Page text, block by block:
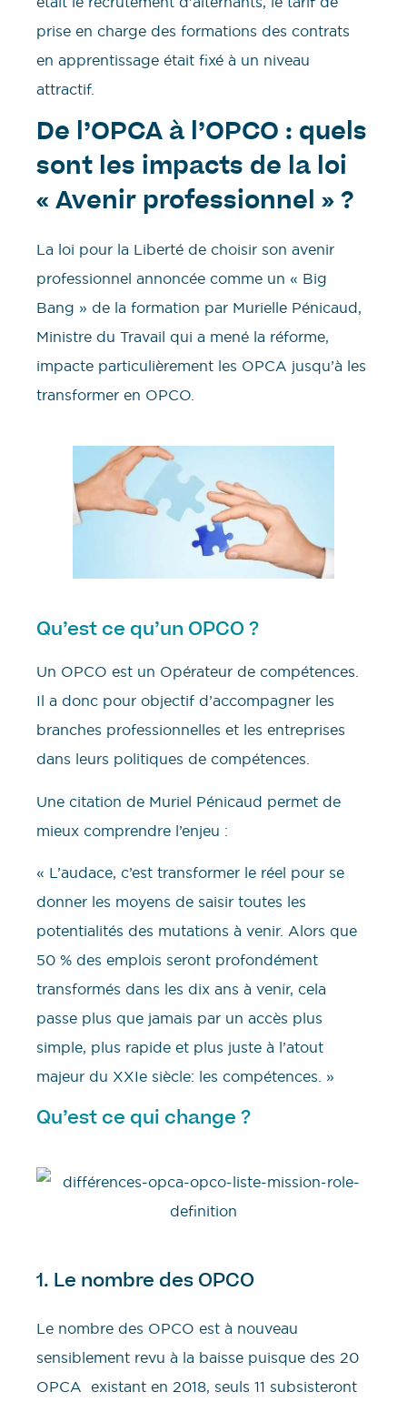
prise en charge des formations des contrats
en apprentissage était fixé à un niveau
attractif.
De l’OPCA à l’OPCO : quels
sont les impacts de la loi
« Avenir professionnel » ?
La loi pour la Liberté de choisir son avenir
professionnel annoncée comme un « Big
Bang » de la formation par Murielle Pénicaud,
Ministre du Travail qui a mené la réforme,
impacte particulièrement les OPCA jusqu’à les
transformer en OPCO.
Qu’est ce qu’un OPCO ?
Un OPCO est un Opérateur de compétences.
Il a donc pour objectif d’accompagner les
branches professionnelles et les entreprises
dans leurs politiques de compétences.
Une citation de Muriel Pénicaud permet de
mieux comprendre l’enjeu :
« L’audace, c’est transformer le réel pour se
donner les moyens de saisir toutes les
potentialités des mutations à venir. Alors que
50 % des emplois seront profondément
transformés dans les dix ans à venir, cela
passe plus que jamais par un accès plus
simple, plus rapide et plus juste à l’atout
majeur du XXIe siècle: les compétences. »
Qu’est ce qui change ?
1. Le nombre des OPCO
Le nombre des OPCO est à nouveau
sensiblement revu à la baisse puisque des 20
OPCA existant en 2018, seuls 11 subsisteront